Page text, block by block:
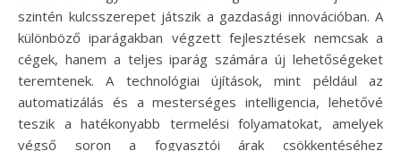
szintén kulcsszerepet játszik a gazdasági innovációban. A
különböző iparágakban végzett fejlesztések nemcsak a
cégek, hanem a teljes iparág számára új lehetőségeket
teremtenek. A technológiai újítások, mint például az
automatizálás és a mesterséges intelligencia, lehetővé
teszik a hatékonyabb termelési folyamatokat, amelyek
végső soron a fogyasztói árak csökkentéséhez